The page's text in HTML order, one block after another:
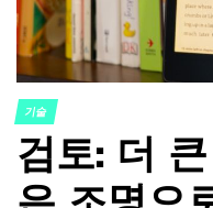
POSTED
IN
기술
검토: 더